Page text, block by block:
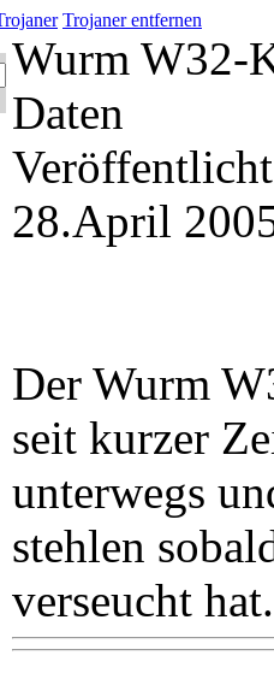
Trojaner entfernen
Wurm W32-
Daten
28.April
Der Wurm
seit kurzer
unterwegs
stehlen
verseucht hat.